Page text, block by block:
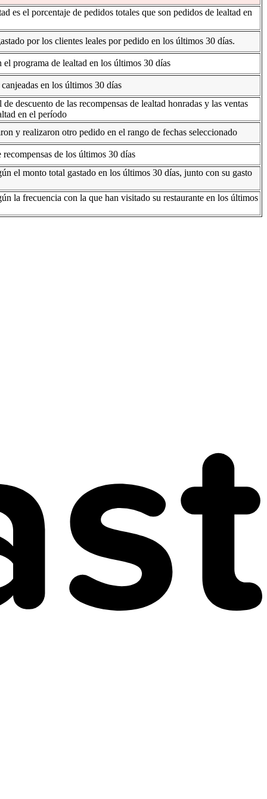
es el porcentaje de pedidos totales que son pedidos de lealtad en
por los clientes leales por pedido en los últimos 30 días.
programa de lealtad en los últimos 30 días
en los últimos 30 días
descuento de las recompensas de lealtad honradas y las ventas
en el período
y realizaron otro pedido en el rango de fechas seleccionado
de los últimos 30 días
el monto total gastado en los últimos 30 días, junto con su gasto
la frecuencia con la que han visitado su restaurante en los últimos